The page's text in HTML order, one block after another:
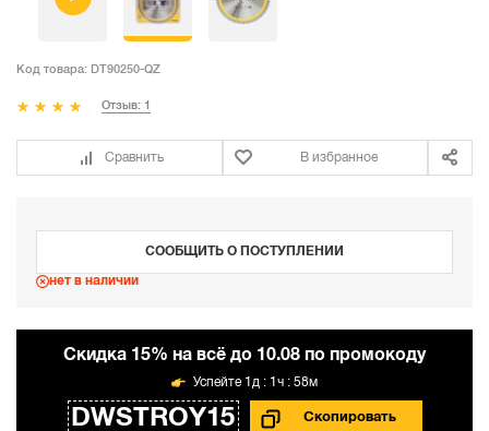
Код товара: DT90250-QZ
Отзыв: 1
Сравнить В избранное
СООБЩИТЬ О ПОСТУПЛЕНИИ
нет в наличии
Cкидка 15% на всё до 10.08 по промокоду
DWSTROY15
1д : 1ч : 58м